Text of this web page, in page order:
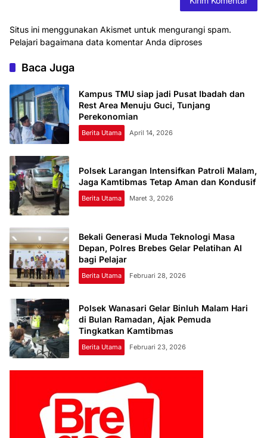
Situs ini menggunakan Akismet untuk mengurangi spam.
Pelajari bagaimana data komentar Anda diproses
Baca Juga
Kampus TMU siap jadi Pusat Ibadah dan
Rest Area Menuju Guci, Tunjang
Perekonomian
Berita Utama April 14, 2026
Polsek Larangan Intensifkan Patroli Malam,
Jaga Kamtibmas Tetap Aman dan Kondusif
Berita Utama Maret 3, 2026
Bekali Generasi Muda Teknologi Masa
Depan, Polres Brebes Gelar Pelatihan AI
bagi Pelajar
Berita Utama Februari 28, 2026
Polsek Wanasari Gelar Binluh Malam Hari
di Bulan Ramadan, Ajak Pemuda
Tingkatkan Kamtibmas
Berita Utama Februari 23, 2026